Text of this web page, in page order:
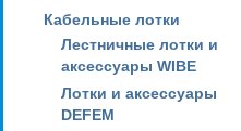
Кабельные лотки
Лестничные лотки и
аксессуары WIBE
Лотки и аксессуары
DEFEM